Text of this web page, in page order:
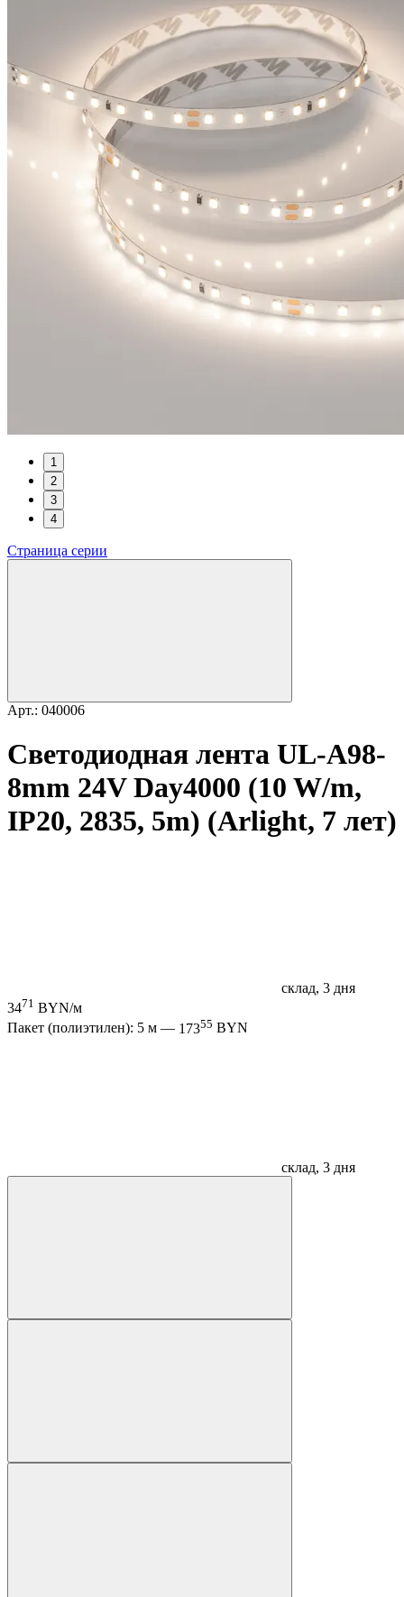
1
2
3
4
Страница серии
Арт.: 040006
Светодиодная лента UL-A98-
8mm 24V Day4000 (10 W/m,
IP20, 2835, 5m) (Arlight, 7 лет)
склад, 3 дня
3471 BYN/м
Пакет (полиэтилен): 5 м — 17355 BYN
склад, 3 дня